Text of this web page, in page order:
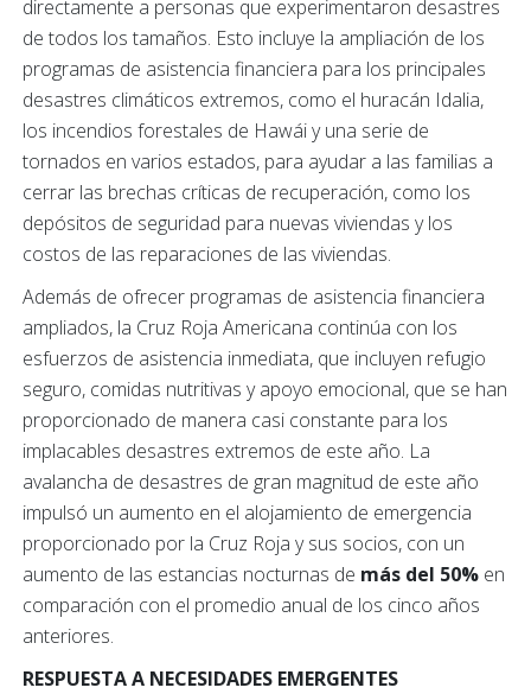
directamente a personas que experimentaron desastres
de todos los tamaños. Esto incluye la ampliación de los
programas de asistencia financiera para los principales
desastres climáticos extremos, como el huracán Idalia,
los incendios forestales de Hawái y una serie de
tornados en varios estados, para ayudar a las familias a
cerrar las brechas críticas de recuperación, como los
depósitos de seguridad para nuevas viviendas y los
costos de las reparaciones de las viviendas.
Además de ofrecer programas de asistencia financiera
ampliados, la Cruz Roja Americana continúa con los
esfuerzos de asistencia inmediata, que incluyen refugio
seguro, comidas nutritivas y apoyo emocional, que se han
proporcionado de manera casi constante para los
implacables desastres extremos de este año. La
avalancha de desastres de gran magnitud de este año
impulsó un aumento en el alojamiento de emergencia
proporcionado por la Cruz Roja y sus socios, con un
aumento de las estancias nocturnas de más del 50% en
comparación con el promedio anual de los cinco años
anteriores.
RESPUESTA A NECESIDADES EMERGENTES